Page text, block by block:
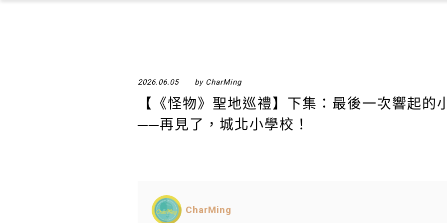
2026.06.05 by CharMing
【《怪物》聖地巡禮】下集：最後一次響起的
──再見了，城北小學校！
CharMing